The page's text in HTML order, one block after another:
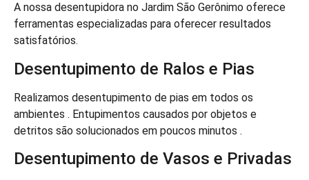
A nossa desentupidora no Jardim São Gerônimo oferece
ferramentas especializadas para oferecer resultados
satisfatórios.
Desentupimento de Ralos e Pias
Realizamos desentupimento de pias em todos os
ambientes . Entupimentos causados por objetos e
detritos são solucionados em poucos minutos .
Desentupimento de Vasos e Privadas